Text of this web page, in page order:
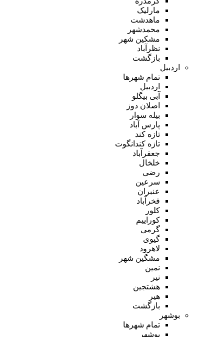
مارلیک
ماهدشت
محمدشهر
مشکین شهر
نظرآباد
بازگشت
اردبیل
تمام شهر‌ها
اردبیل
آبی بیگلو
اصلان دوز
بیله سوار
پارس آباد
تازه کند
تازه کندانگوت
جعفرآباد
خلخال
رضی
سرعین
عنبران
فخرآباد
کلور
کوراییم
گرمی
گیوی
لاهرود
مشگین شهر
نمین
نیر
هشتجین
هیر
بازگشت
بوشهر
تمام شهر‌ها
بوشهر